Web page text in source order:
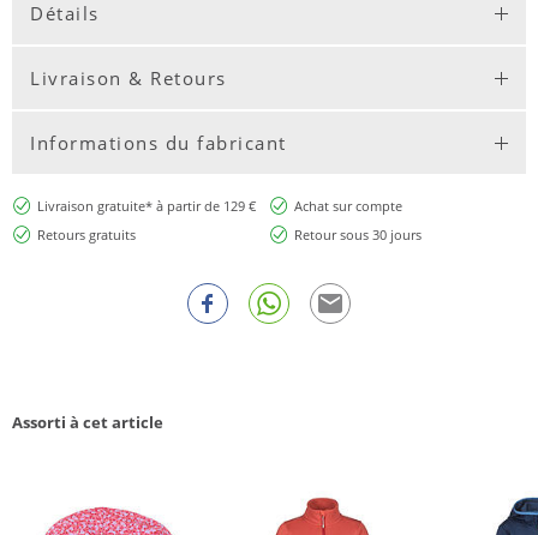
Détails
Livraison & Retours
Informations du fabricant
Livraison gratuite* à partir de 129 €
Achat sur compte
Retours gratuits
Retour sous 30 jours
Assorti à cet article